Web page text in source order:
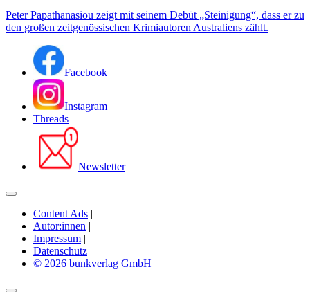
Peter Papathanasiou zeigt mit seinem Debüt „Steinigung“, dass er zu
den großen zeitgenössischen Krimiautoren Australiens zählt.
Facebook
Instagram
Threads
Newsletter
Content Ads |
Autor:innen |
Impressum |
Datenschutz |
© 2026 bunkverlag GmbH